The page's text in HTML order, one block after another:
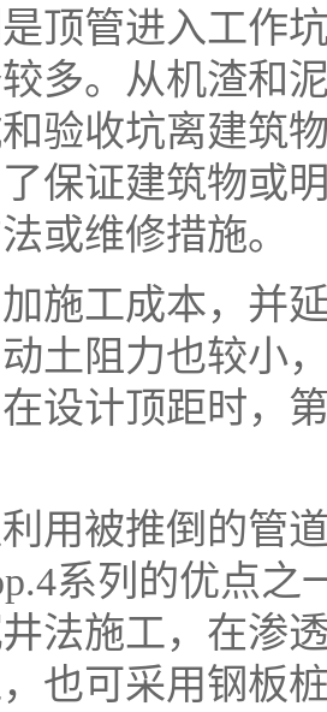
顶管进入工作
多。从机渣和
验收坑离建筑
保证建筑物或
或维修措施。
工成本，并延
土阻力也较小
设计顶距时，
被推倒的管道
系列的优点
法施工，在渗
也可采用钢板